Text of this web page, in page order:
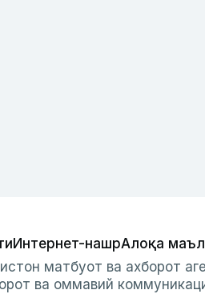
Интернет-нашрАлоқа
матбуот ва ахборот
ва оммавий